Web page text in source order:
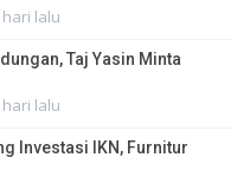
hari lalu
Taj Yasin Minta
hari lalu
Investasi IKN, Furnitur